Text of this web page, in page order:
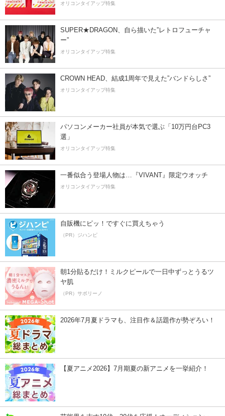
オリコンタイアップ特集
SUPER★DRAGON、自ら描いた”レトロフューチャ
ー”
オリコンタイアップ特集
CROWN HEAD、結成1周年で見えた”バンドらしさ”
オリコンタイアップ特集
パソコンメーカー社員が本気で選ぶ「10万円台PC3
選」
オリコンタイアップ特集
一番似合う登場人物は…『VIVANT』限定ウオッチ
オリコンタイアップ特集
自販機にピッ！ですぐに買えちゃう
（PR）ジハンピ
朝1分貼るだけ！ミルクピールで一日中ずっとうるツ
ヤ肌
（PR）サボリーノ
2026年7月夏ドラマも、注目作＆話題作が勢ぞろい！
【夏アニメ2026】7月期夏の新アニメを一挙紹介！